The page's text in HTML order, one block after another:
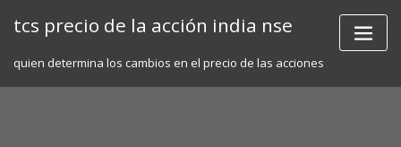
tcs precio de la acción india nse
quien determina los cambios en el precio de las acciones